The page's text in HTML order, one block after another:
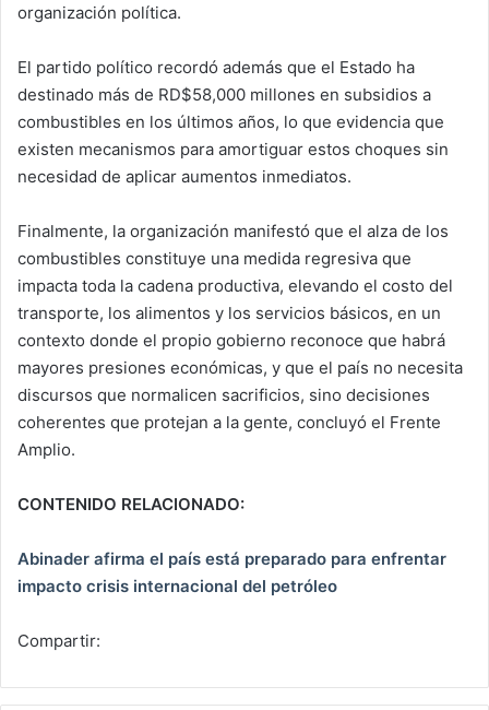
organización política.
El partido político recordó además que el Estado ha
destinado más de RD$58,000 millones en subsidios a
combustibles en los últimos años, lo que evidencia que
existen mecanismos para amortiguar estos choques sin
necesidad de aplicar aumentos inmediatos.
Finalmente, la organización manifestó que el alza de los
combustibles constituye una medida regresiva que
impacta toda la cadena productiva, elevando el costo del
transporte, los alimentos y los servicios básicos, en un
contexto donde el propio gobierno reconoce que habrá
mayores presiones económicas, y que el país no necesita
discursos que normalicen sacrificios, sino decisiones
coherentes que protejan a la gente, concluyó el Frente
Amplio.
CONTENIDO RELACIONADO:
Abinader afirma el país está preparado para enfrentar
impacto crisis internacional del petróleo
Compartir: